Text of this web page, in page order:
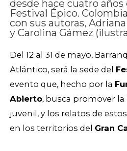
desde hace cuatro
Festival Épico.
con sus autoras,
y Carolina Gámez
Del 12 al 31 de mayo,
Atlántico, será la sede del
evento que, hecho por la
Abierto, busca promover
juvenil, y los relatos de
en los territorios del Gran